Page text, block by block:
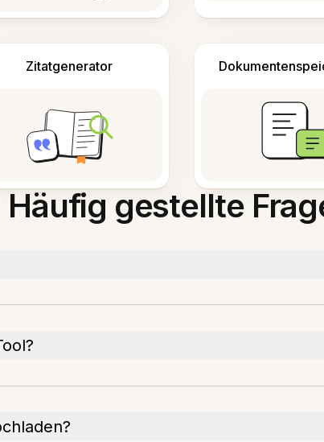
Zitatgenerator
Häufig gestellte